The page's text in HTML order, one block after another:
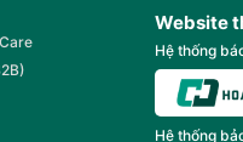
Website
Hệ thống
Hệ thống